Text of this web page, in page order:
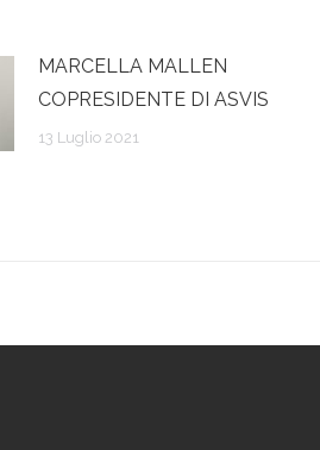
MARCELLA MALLEN
COPRESIDENTE DI ASVIS
13 Luglio 2021